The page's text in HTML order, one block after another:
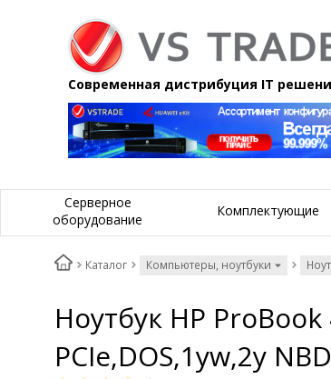
Современная дистрибуция IT
Серверное
оборудование
Комплектующие
Каталог Компьютеры, ноутбуки
Ноутбук HP
PCIe,DOS,1yw,2y